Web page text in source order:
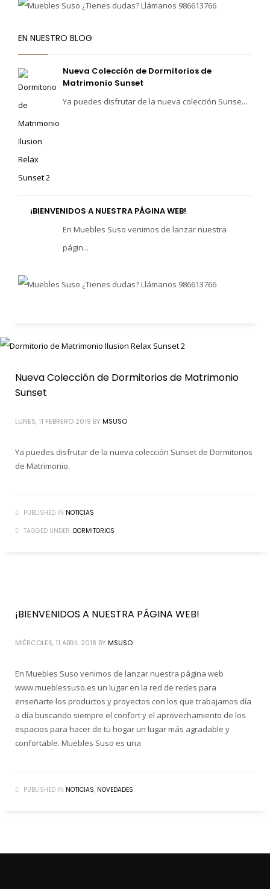
EN NUESTRO BLOG
Nueva Colección de Dormitorios de
Matrimonio Sunset
Ya puedes disfrutar de la nueva colección Sunse...
¡BIENVENIDOS A NUESTRA PÁGINA WEB!
En Muebles Suso venimos de lanzar nuestra
págin...
Nueva Colección de Dormitorios de Matrimonio
Sunset
LUNES, 11 FEBRERO 2019 BY MSUSO
Ya puedes disfrutar de la nueva colección Sunset de Dormitorios
de Matrimonio.
PUBLISHED IN NOTICIAS
TAGGED UNDER: DORMITORIOS
¡BIENVENIDOS A NUESTRA PÁGINA WEB!
MIÉRCOLES, 11 ABRIL 2018 BY MSUSO
En Muebles Suso venimos de lanzar nuestra página web
www.mueblessuso.es un lugar en la red de redes para
enseñarte los productos y proyectos con los que trabajamos día
a día buscando siempre el confort y el aprovechamiento de los
espacios para hacer de tu hogar un lugar más agradable y
confortable. Muebles Suso es una
PUBLISHED IN NOTICIAS, NOVEDADES